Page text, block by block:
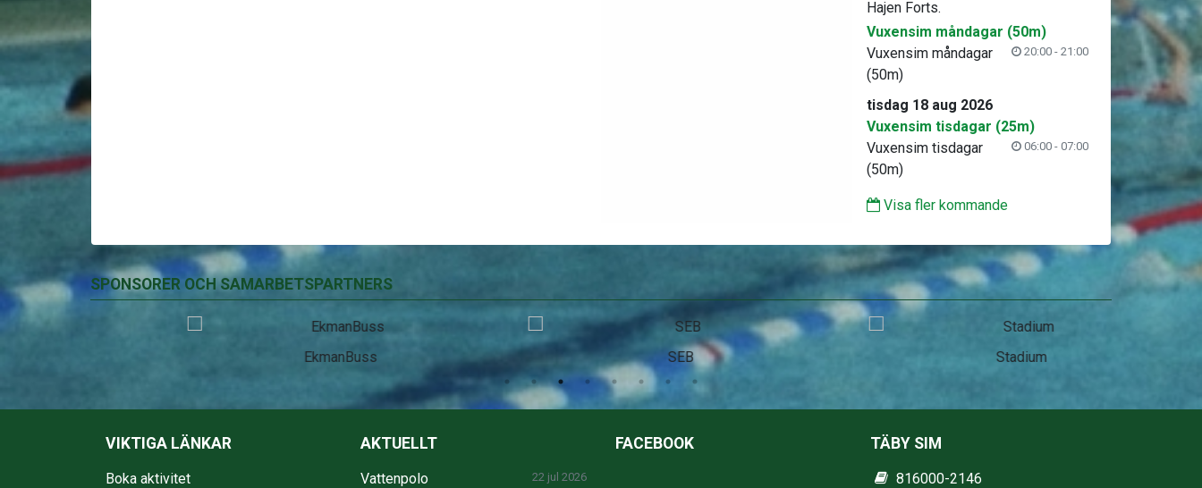
Hajen Forts.
Vuxensim måndagar (50m)
20:00 - 21:00
Vuxensim måndagar
(50m)
tisdag 18 aug 2026
Vuxensim tisdagar (25m)
06:00 - 07:00
Vuxensim tisdagar
(50m)
Visa fler kommande
SPONSORER OCH SAMARBETSPARTNERS
SEB
VIKTIGA LÄNKAR
Boka aktivitet
AKTUELLT
Vattenpolo 22 jul 2026
FACEBOOK TÄBY SIM
816000-2146